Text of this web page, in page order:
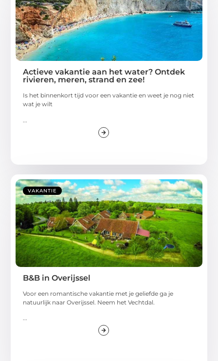
Actieve vakantie aan het water? Ontdek
rivieren, meren, strand en zee!
Is het binnenkort tijd voor een vakantie en weet je nog niet
wat je wilt
VAKANTIE
B&B in Overijssel
Voor een romantische vakantie met je geliefde ga je
natuurlijk naar Overijssel. Neem het Vechtdal.
...